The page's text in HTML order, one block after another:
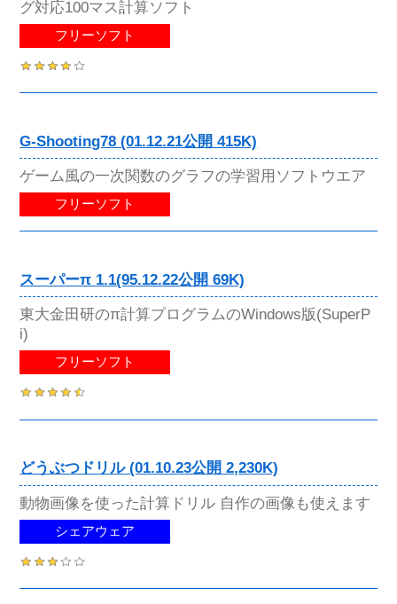
グ対応100マス計算ソフト
フリーソフト
G-Shooting78 (01.12.21公開 415K)
ゲーム風の一次関数のグラフの学習用ソフトウエア
フリーソフト
スーパーπ 1.1(95.12.22公開 69K)
東大金田研のπ計算プログラムのWindows版(SuperP
i)
フリーソフト
どうぶつドリル (01.10.23公開 2,230K)
動物画像を使った計算ドリル 自作の画像も使えます
シェアウェア